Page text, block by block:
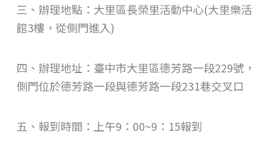
三、辦理地點：大里區長榮里活動中心(大里樂活
館3樓，從側門進入)
四、辦理地址：臺中市大里區德芳路一段229號，
側門位於德芳路一段與德芳路一段231巷交叉口
五、報到時間：上午9：00~9：15報到